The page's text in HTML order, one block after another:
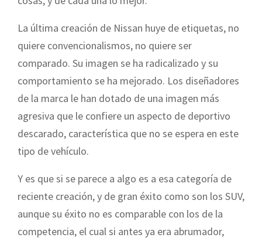
La última creación de Nissan huye de etiquetas, no
quiere convencionalismos, no quiere ser
comparado. Su imagen se ha radicalizado y su
comportamiento se ha mejorado. Los diseñadores
de la marca le han dotado de una imagen más
agresiva que le confiere un aspecto de deportivo
descarado, característica que no se espera en este
tipo de vehículo.
Y es que si se parece a algo es a esa categoría de
reciente creación, y de gran éxito como son los SUV,
aunque su éxito no es comparable con los de la
competencia, el cual si antes ya era abrumador,